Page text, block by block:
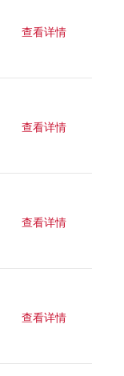
查看详情
查看详情
查看详情
查看详情